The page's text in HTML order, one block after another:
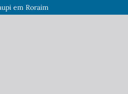
em Roraim